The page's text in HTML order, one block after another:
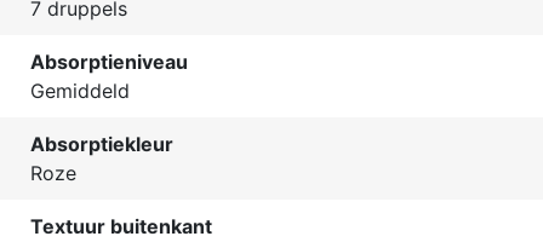
7 druppels
Absorptieniveau
Gemiddeld
Absorptiekleur
Roze
Textuur buitenkant